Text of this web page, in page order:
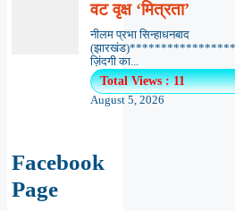
वट वृक्ष ‘मित्रता’
नीलम प्रभा सिन्हाधनबाद
ज़िंदगी का...
Total Views : 11
August 5, 2026
Facebook
Page